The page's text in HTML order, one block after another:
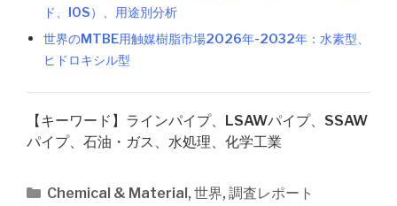
ド、IOS）、用途別分析
世界のMTBE用触媒樹脂市場2026年-2032年：水素型、
ヒドロキシル型
【キーワード】ラインパイプ、LSAWパイプ、SSAW
パイプ、石油・ガス、水処理、化学工業
カ
Chemical & Material, 世界, 調査レポート